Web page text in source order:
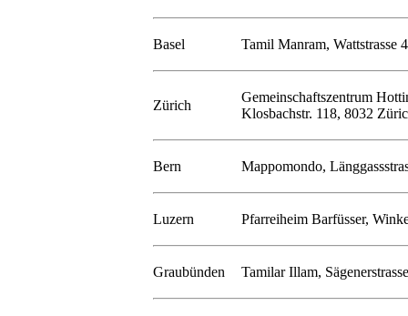
Basel Tamil Manram, Wattstrasse
Zürich
Gemeinschaftszentrum
Klosbachstr. 118, 8032
Bern Mappomondo,
Luzern Pfarreiheim Barfüsser,
Graubünden Tamilar Illam,